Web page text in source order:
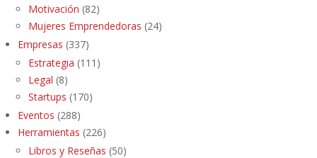
Motivación (82)
Mujeres Emprendedoras (24)
Empresas (337)
Estrategia (111)
Legal (8)
Startups (170)
Eventos (288)
Herramientas (226)
Libros y Reseñas (50)